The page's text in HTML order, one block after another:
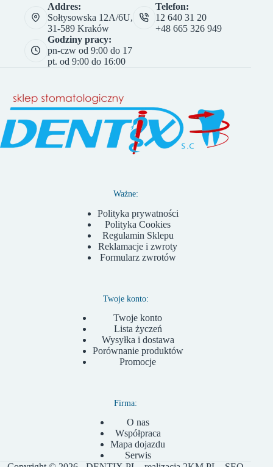
Addres:
Sołtysowska 12A/6U,
31-589 Kraków
Telefon:
12 640 31 20
+48 665 326 949
Godziny pracy:
pn-czw od 9:00 do 17
pt. od 9:00 do 16:00
Ważne:
Polityka prywatności
Polityka Cookies
Regulamin Sklepu
Reklamacje i zwroty
Formularz zwrotów
Twoje konto:
Twoje konto
Lista życzeń
Wysyłka i dostawa
Porównanie produktów
Promocje
Firma:
O nas
Współpraca
Mapa dojazdu
Serwis